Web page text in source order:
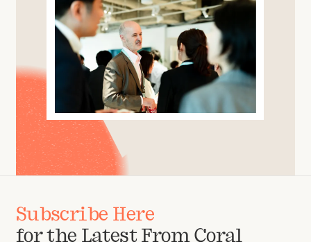
Subscribe Here
for the Latest From Coral